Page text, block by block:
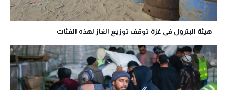
هيئة البترول في غزة توقف توزيع الغاز لهذه الفئات